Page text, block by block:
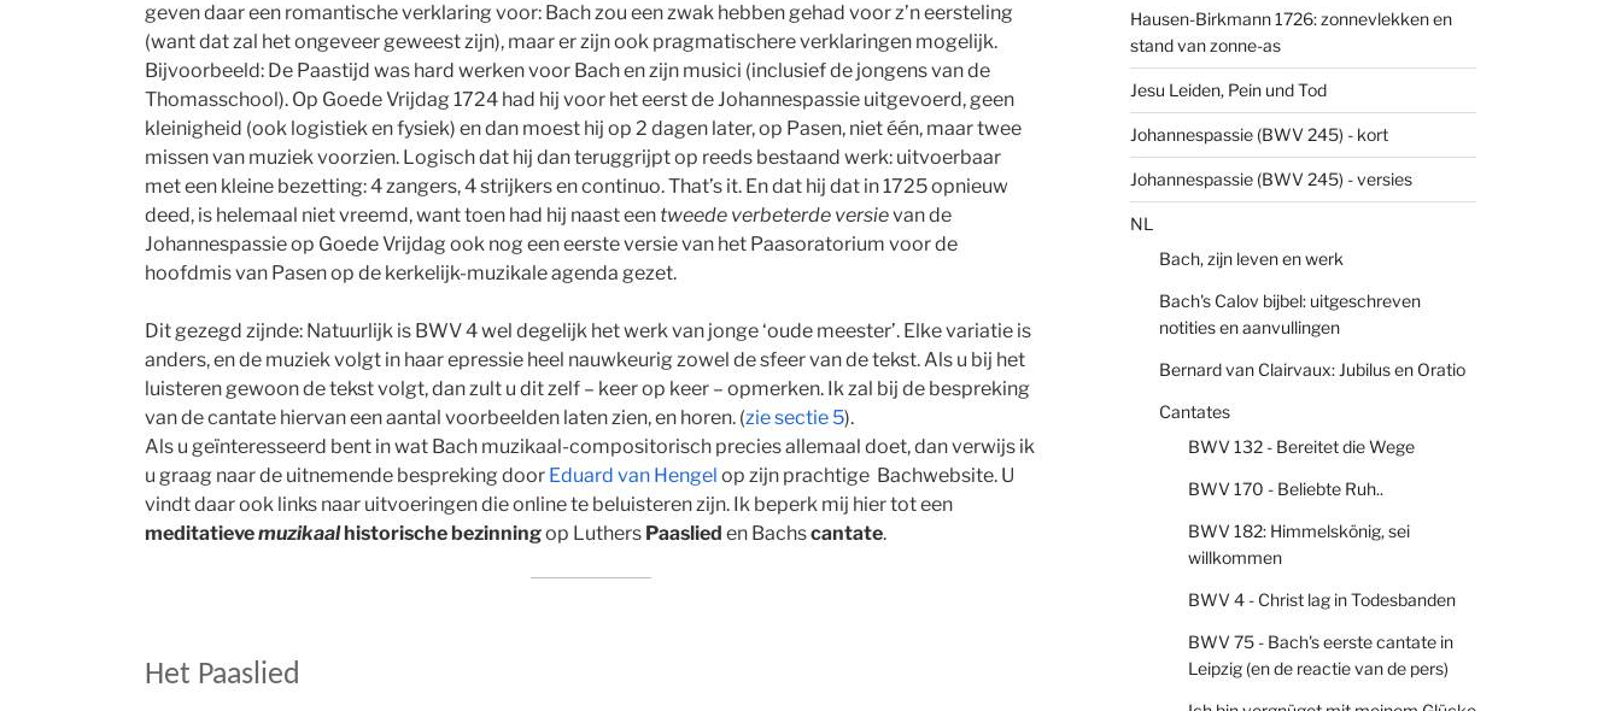
geven daar een romantische verklaring voor: Bach zou een zwak hebben gehad voor z’n eersteling
(want dat zal het ongeveer geweest zijn), maar er zijn ook pragmatischere verklaringen mogelijk.
Bijvoorbeeld: De Paastijd was hard werken voor Bach en zijn musici (inclusief de jongens van de
Thomasschool). Op Goede Vrijdag 1724 had hij voor het eerst de Johannespassie uitgevoerd, geen
kleinigheid (ook logistiek en fysiek) en dan moest hij op 2 dagen later, op Pasen, niet één, maar twee
missen van muziek voorzien. Logisch dat hij dan teruggrijpt op reeds bestaand werk: uitvoerbaar
met een kleine bezetting: 4 zangers, 4 strijkers en continuo. That’s it. En dat hij dat in 1725 opnieuw
deed, is helemaal niet vreemd, want toen had hij naast een tweede verbeterde versievan de
Johannespassie op Goede Vrijdag ook nog een eerste versie van het Paasoratorium voor de
hoofdmis van Pasen op de kerkelijk-muzikale agenda gezet.
Dit gezegd zijnde: Natuurlijk is BWV 4 wel degelijk het werk van jonge ‘oude meester’. Elke variatie is
anders, en de muziek volgt in haar epressie heel nauwkeurig zowel de sfeer van de tekst. Als u bij het
luisteren gewoon de tekst volgt, dan zult u dit zelf – keer op keer – opmerken. Ik zal bij de bespreking
van de cantate hiervan een aantal voorbeelden laten zien, en horen. (zie sectie 5).
Als u geïnteresseerd bent in wat Bach muzikaal-compositorisch precies allemaal doet, dan verwijs ik
u graag naar de uitnemende bespreking door Eduard van Hengel op zijn prachtige Bachwebsite. U
vindt daar ook links naar uitvoeringen die online te beluisteren zijn. Ik beperk mij hier tot een
meditatievemuzikaalhistorische bezinningop Luthers Paaslied en Bachscantate.
Het Paaslied
Hausen-Birkmann 1726: zonnevlekken en
stand van zonne-as
Jesu Leiden, Pein und Tod
Johannespassie (BWV 245) - kort
Johannespassie (BWV 245) - versies
NL
Bach, zijn leven en werk
Bach's Calov bijbel: uitgeschreven
notities en aanvullingen
Bernard van Clairvaux: Jubilus en Oratio
Cantates
BWV 132 - Bereitet die Wege
BWV 170 - Beliebte Ruh..
BWV 182: Himmelskönig, sei
willkommen
BWV 4 - Christ lag in Todesbanden
BWV 75 - Bach's eerste cantate in
Leipzig (en de reactie van de pers)